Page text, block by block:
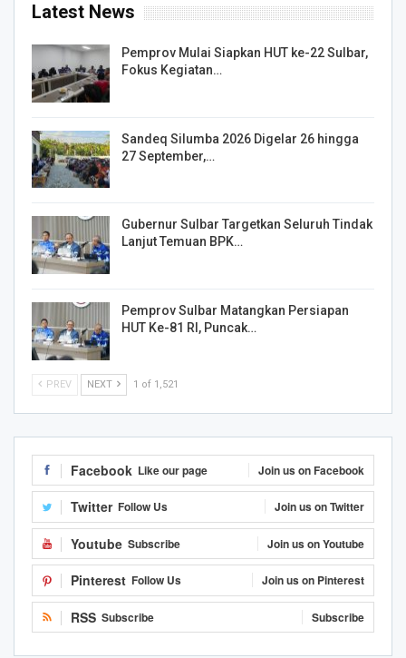
Latest News
Pemprov Mulai Siapkan HUT ke-22 Sulbar,
Fokus Kegiatan…
Sandeq Silumba 2026 Digelar 26 hingga
27 September,…
Gubernur Sulbar Targetkan Seluruh Tindak
Lanjut Temuan BPK…
Pemprov Sulbar Matangkan Persiapan
HUT Ke-81 RI, Puncak…
PREV NEXT 1 of 1,521
Facebook Like our page Join us on Facebook
Twitter Follow Us Join us on Twitter
Youtube Subscribe Join us on Youtube
Pinterest Follow Us Join us on Pinterest
RSS Subscribe Subscribe